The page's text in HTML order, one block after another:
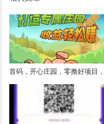
首码，开心庄园，零撸好项目，